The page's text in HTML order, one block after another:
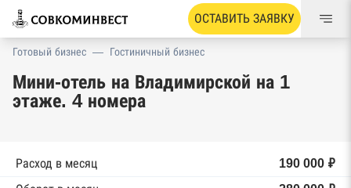
ОСТАВИТЬ ЗАЯВКУ
Готовый бизнес — Гостиничный бизнес
Мини-отель на Владимирской на 1
этаже. 4 номера
Расход в месяц
190 000 ₽